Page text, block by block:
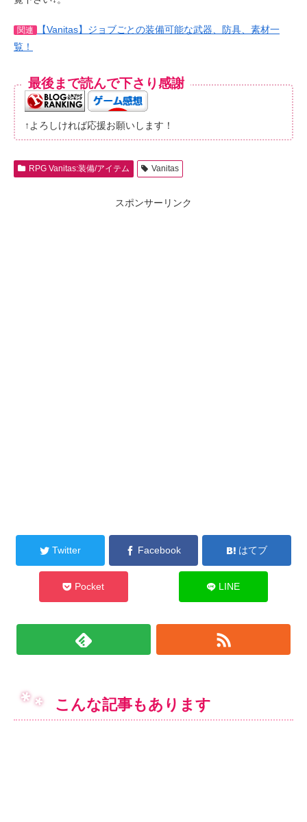
関連
【Vanitas】ジョブごとの装備可能な武器、防具、素材一
覧！
最後まで読んで下さり感謝
↑よろしければ応援お願いします！
RPG Vanitas:装備/アイテム Vanitas
スポンサーリンク
Twitter Facebook はてブ
Pocket LINE
こんな記事もあります